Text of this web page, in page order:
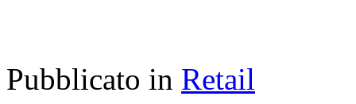
Pubblicato in Retail